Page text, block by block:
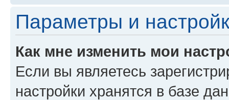
Параметры и
Как мне изменить мои
Если вы являетесь
настройки хранятся в базе